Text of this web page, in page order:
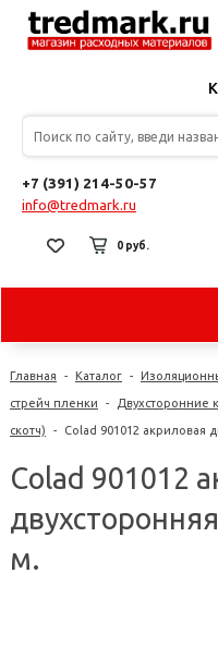
+7 (391) 214-50-57
info@tredmark.ru
0 руб.
Главная - Каталог -
стрейч пленки - Двухсторонние
скотч) - Colad 901012 акриловая
Colad 901012
м.